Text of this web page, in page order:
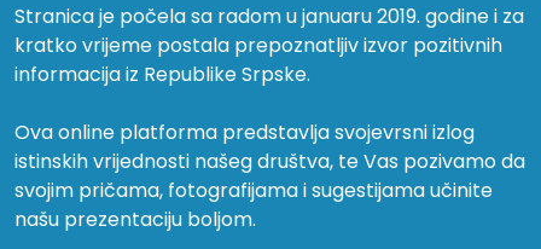
Stranica je počela sa radom u januaru 2019. godine i za
kratko vrijeme postala prepoznatljiv izvor pozitivnih
informacija iz Republike Srpske.
Ova online platforma predstavlja svojevrsni izlog
istinskih vrijednosti našeg društva, te Vas pozivamo da
svojim pričama, fotografijama i sugestijama učinite
našu prezentaciju boljom.